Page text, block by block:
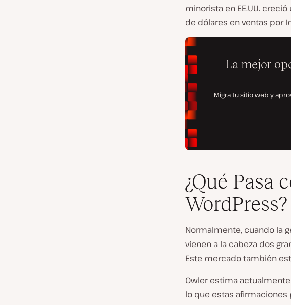
minorista en EE.UU.
de dólares en ventas por
¿Qué Pasa
WordPress?
Normalmente, cuando la
vienen a la cabeza dos
Este mercado también
Owler estima
lo que estas